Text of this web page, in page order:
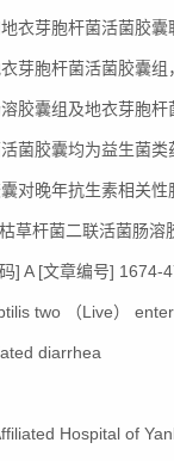
衣芽胞杆菌活菌胶
芽胞杆菌活菌胶囊
胶囊组及地衣芽胞
菌胶囊均为益生菌
对晚年抗生素相关
草杆菌二联活菌肠溶
] A [文章编号]
two （Live）
diarrhea
Hospital of